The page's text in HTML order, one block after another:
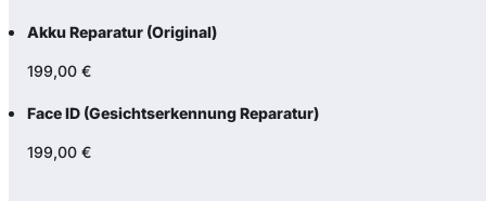
Akku Reparatur (Original)
199,00 €
Face ID (Gesichtserkennung Reparatur)
199,00 €